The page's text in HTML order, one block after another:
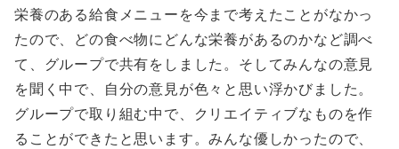
栄養のある給食メニューを今まで考えたことがなかっ
たので、どの食べ物にどんな栄養があるのかなど調べ
て、グループで共有をしました。そしてみんなの意見
を聞く中で、自分の意見が色々と思い浮かびました。
グループで取り組む中で、クリエイティブなものを作
ることができたと思います。みんな優しかったので、